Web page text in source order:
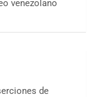
venezolano
de